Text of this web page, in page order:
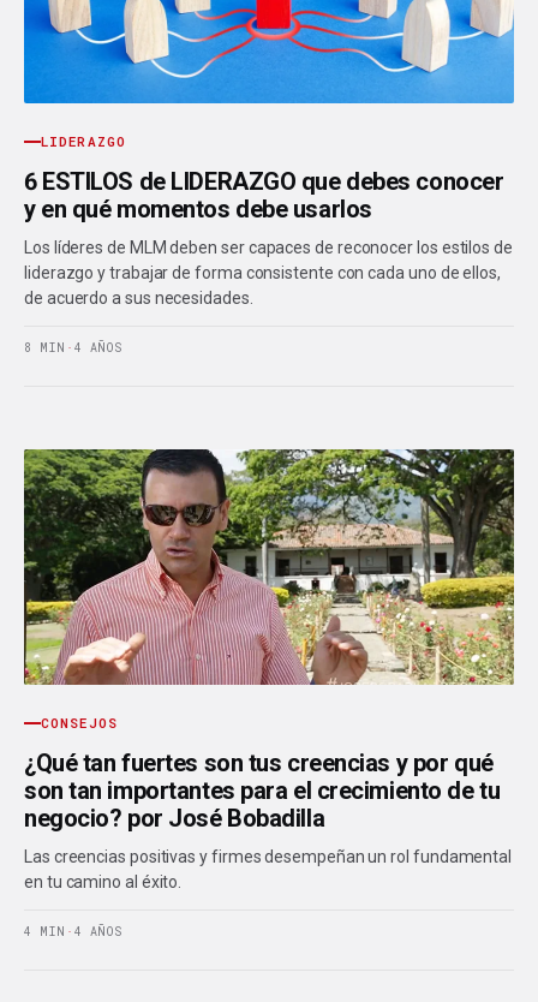
LIDERAZGO
6 ESTILOS de LIDERAZGO que debes conocer
y en qué momentos debe usarlos
Los líderes de MLM deben ser capaces de reconocer los estilos de
liderazgo y trabajar de forma consistente con cada uno de ellos,
de acuerdo a sus necesidades.
8 MIN · 4 AÑOS
CONSEJOS
¿Qué tan fuertes son tus creencias y por qué
son tan importantes para el crecimiento de tu
negocio? por José Bobadilla
Las creencias positivas y firmes desempeñan un rol fundamental
en tu camino al éxito.
4 MIN · 4 AÑOS